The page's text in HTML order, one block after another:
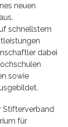
neuen
schnellstem
dabei
sowie
Stifterverband
für